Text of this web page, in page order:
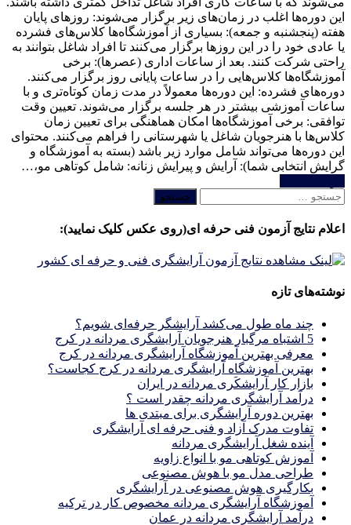
این دوره‌ها اغلب در زمان‌های زیر برگزار می‌شوند: روزهای پایان
هفته (پنجشنبه و جمعه): بسیاری از آموزشگاه‌ها کلاس‌های فشرده
یا عادی خود را در این روزها برگزار می‌کنند تا افراد شاغل بتوانند به
راحتی شرکت کنند. بعد از ساعات اداری (عصرها): برخی
آموزشگاه‌ها کلاس‌هایی را در ساعات پایانی روز برگزار می‌کنند.
دوره‌های فشرده: این دوره‌ها معمولاً در مدت زمان کوتاه‌تری و با
ساعات آموزشی بیشتر در هر جلسه برگزار می‌شوند. تعیین وقت
توافقی: برخی آموزشگاه‌ها امکان هماهنگی برای تعیین زمان
کلاس‌ها با هنرجویان شاغل یا شهرستانی را فراهم می‌کنند. محتوای
این دوره‌ها می‌تواند شامل موارد زیر باشد (بسته به آموزشگاه و
گرایش انتخابی شما): آرایش و پیرایش زنانه: شامل کوتاهی مو،…
جستجو
اعلام نتایج آزمون فنی حرفه ای(روی عکس کلیک نمایید):
نوشته‌های تازه
چند ماه طول می‌کشد آرایشگر حرفه‌ای شویم؟
5 اشتباه مرگبار هنرجویان آرایشگری مردانه در کرج
معرفی بهترین آموزشگاه آرایشگری مردانه در کرج
بهترین آموزشگاه آرایشگری مردانه در کرج کجاست؟
بازار كار آرايشكَرى مردانه در ايران
درآمد آرایشگری مردانه چقدر است ؟
بهترین دوره آرایشگری برای مبتدی ها
تفاوت مدرک آزاد و فنی حرفه ای آرایشگری
آینده شغل آرایشگری مردانه
آموزش کوتاهی مو با انواع زاویه
طراحی مدل مو با هوش مصنوعی
بکارگیری هوش مصنوعی در آرایشگری
آموزشگاه آرایشگری مردانه مخصوص کار در ترکیه
درآمد آرایشگری مردانه در عمان